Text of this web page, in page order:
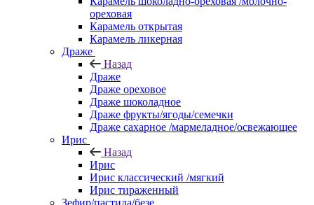
ореховая
Карамель открытая
Карамель ликерная
Драже
Назад
Драже
Драже ореховое
Драже шоколадное
Драже фрукты/ягоды/семечки
Драже сахарное /мармеладное/освежающее
Ирис
Назад
Ирис
Ирис классический /мягкий
Ирис тираженный
Зефир/пастила/безе